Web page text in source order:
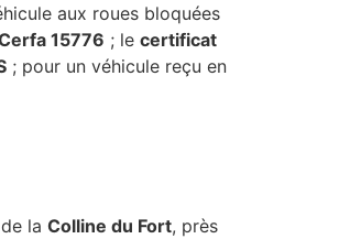
aux roues bloquées
15776 ; le certificat
; pour un véhicule reçu en
la Colline du Fort, près